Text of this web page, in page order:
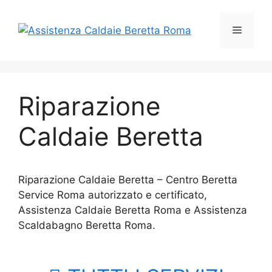
contenuto
Menu
Riparazione
Caldaie Beretta
Riparazione Caldaie Beretta – Centro Beretta
Service Roma autorizzato e certificato,
Assistenza Caldaie Beretta Roma e Assistenza
Scaldabagno Beretta Roma.